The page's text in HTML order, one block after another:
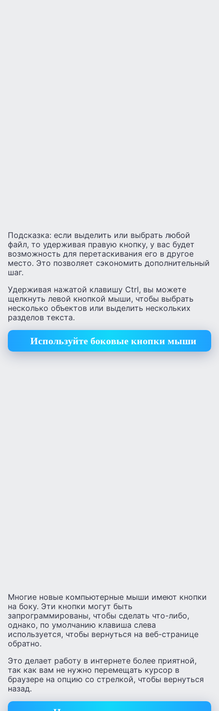
Подсказка: если выделить или выбрать любой
файл, то удерживая правую кнопку, у вас будет
возможность для перетаскивания его в другое
место. Это позволяет сэкономить дополнительный
шаг.
Удерживая нажатой клавишу Ctrl, вы можете
щелкнуть левой кнопкой мыши, чтобы выбрать
несколько объектов или выделить нескольких
разделов текста.
Используйте боковые кнопки мыши
Многие новые компьютерные мыши имеют кнопки
на боку. Эти кнопки могут быть
запрограммированы, чтобы сделать что-либо,
однако, по умолчанию клавиша слева
используется, чтобы вернуться на веб-странице
обратно.
Это делает работу в интернете более приятной,
так как вам не нужно перемещать курсор в
браузере на опцию со стрелкой, чтобы вернуться
назад.